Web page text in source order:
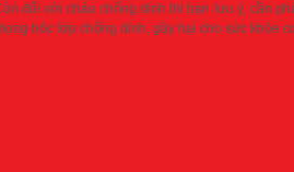
đối với chảo chống dính thì bạn lưu ý, cần
tróc lớp chống dính, gây hại cho sức khỏe